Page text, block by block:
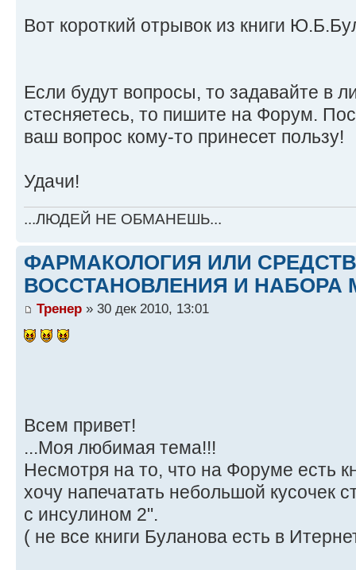
Вот короткий отрывок из книги
Если будут вопросы, то задавайте в
стесняетесь, то пишите на Форум.
ваш вопрос кому-то принесет пользу!
Удачи!
...ЛЮДЕЙ НЕ ОБМАНЕШЬ...
ФАРМАКОЛОГИЯ ИЛИ
ВОССТАНОВЛЕНИЯ И НАБОРА
Тренер » 30 дек 2010, 13:01
Всем привет!
...Моя любимая тема!!!
Несмотря на то, что на Форуме есть
хочу напечатать небольшой кусочек
с инсулином 2".
( не все книги Буланова есть в